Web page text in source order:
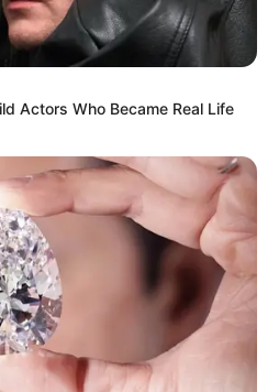
Actors Who Became Real Life